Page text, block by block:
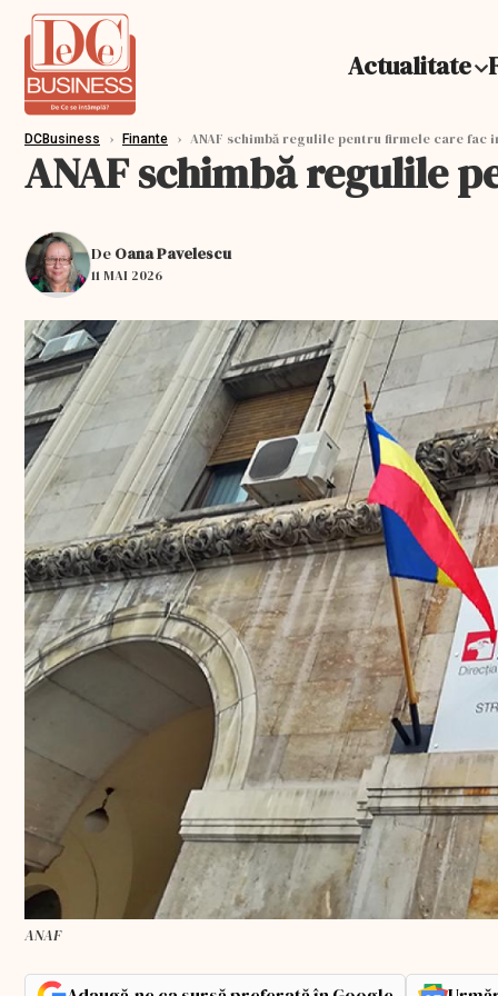
Actualitate
DCBusiness › Finante › ANAF schimbă regulile pentru firmele care
ANAF schimbă regulile
De Oana Pavelescu
11 MAI 2026
ANAF